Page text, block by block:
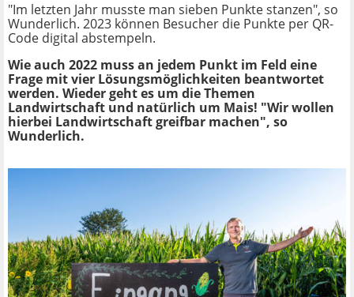
"Im letzten Jahr musste man sieben Punkte stanzen", so
Wunderlich. 2023 können Besucher die Punkte per QR-
Code digital abstempeln.
Wie auch 2022 muss an jedem Punkt im Feld eine
Frage mit vier Lösungsmöglichkeiten beantwortet
werden. Wieder geht es um die Themen
Landwirtschaft und natürlich um Mais! "Wir wollen
hierbei Landwirtschaft greifbar machen", so
Wunderlich.